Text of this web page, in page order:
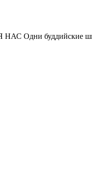
школы